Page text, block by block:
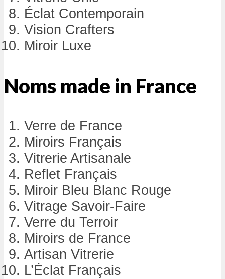
Éclat Contemporain
Vision Crafters
Miroir Luxe
Noms made in France
Verre de France
Miroirs Français
Vitrerie Artisanale
Reflet Français
Miroir Bleu Blanc Rouge
Vitrage Savoir-Faire
Verre du Terroir
Miroirs de France
Artisan Vitrerie
L’Éclat Français